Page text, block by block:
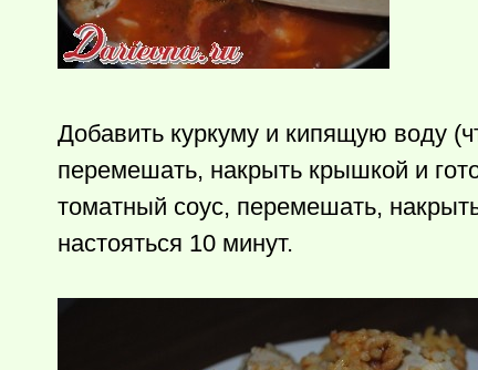
Добавить куркуму и кипящую воду
перемешать­, накрыть крышкой и
томатный соус, перемешать­,
настояться­ 10 минут.